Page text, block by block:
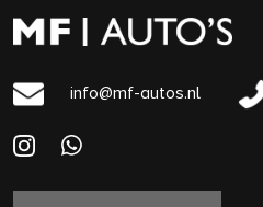
info@mf-autos.nl